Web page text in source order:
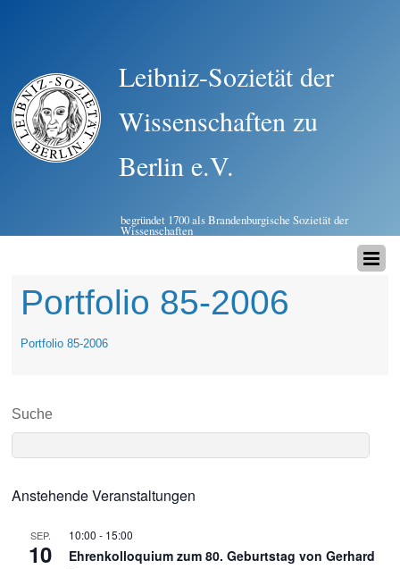
Leibniz-Sozietät der
Wissenschaften zu
Berlin e.V.
begründet 1700 als Brandenburgische Sozietät der
Wissenschaften
Portfolio 85-2006
Portfolio 85-2006
Suche
Anstehende Veranstaltungen
SEP.
10
10:00 - 15:00
Ehrenkolloquium zum 80. Geburtstag von Gerhard